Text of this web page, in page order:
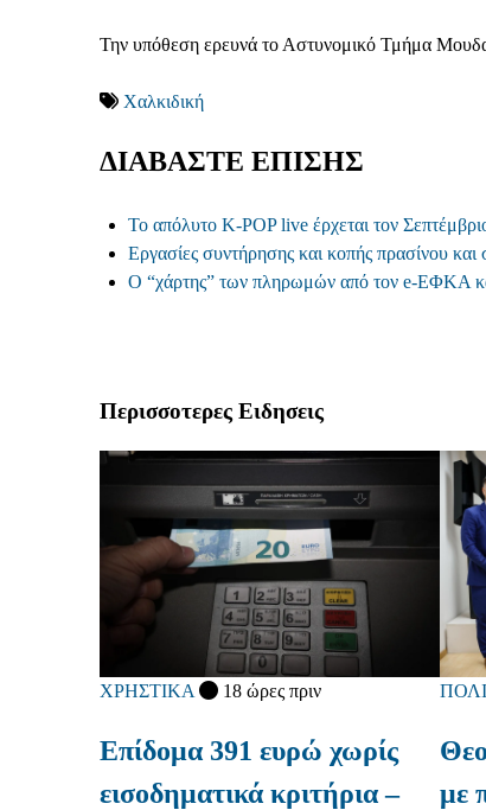
Την υπόθεση ερευνά το Αστυνομικό Τμήμα
Χαλκιδική
ΔΙΑΒΑΣΤΕ ΕΠΙΣΗΣ
Το απόλυτο K-POP live έρχεται τον
Εργασίες συντήρησης και κοπής πρασίνου
Ο “χάρτης” των πληρωμών από τον e-ΕΦΚΑ
Περισσοτερες Ειδησεις
ΧΡΗΣΤΙΚΑ 18 ώρες πριν
Επίδομα 391 ευρώ χωρίς
εισοδηματικά κριτήρια –
με